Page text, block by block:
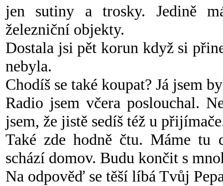
jen sutiny a trosky. Jedině
železniční objekty.
Dostala jsi pět korun když si
nebyla.
Chodíš se také koupat? Já jsem
Radio jsem včera poslouchal.
jsem, že jistě sedíš též u
Také zde hodně čtu. Máme tu
schází domov. Budu končit s
Na odpověď se těší líbá Tvůj